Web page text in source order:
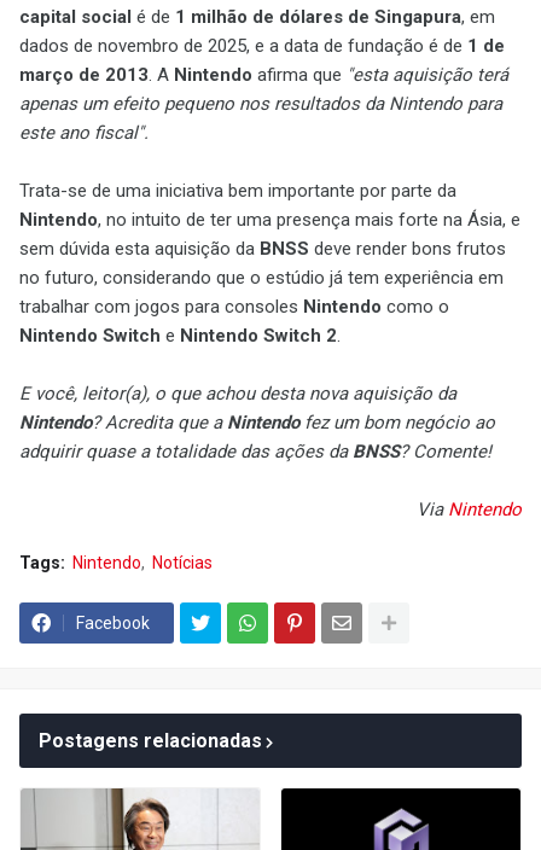
capital social é de 1 milhão de dólares de Singapura, em
dados de novembro de 2025, e a data de fundação é de 1 de
março de 2013. A Nintendo afirma que "esta aquisição terá
apenas um efeito pequeno nos resultados da Nintendo para
este ano fiscal".
Trata-se de uma iniciativa bem importante por parte da
Nintendo, no intuito de ter uma presença mais forte na Ásia, e
sem dúvida esta aquisição da BNSS deve render bons frutos
no futuro, considerando que o estúdio já tem experiência em
trabalhar com jogos para consoles Nintendo como o
Nintendo Switch e Nintendo Switch 2.
E você, leitor(a), o que achou desta nova aquisição da
Nintendo? Acredita que a Nintendofez um bom negócio ao
adquirir quase a totalidade das ações da BNSS? Comente!
Via Nintendo
Tags: Nintendo Notícias
Facebook
Postagens relacionadas